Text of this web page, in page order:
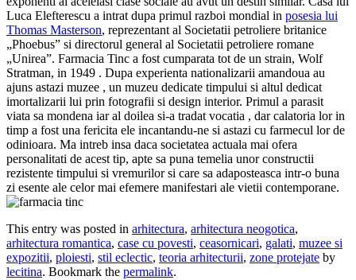
Luca Elefterescu a intrat dupa primul razboi mondial in posesia lui
Thomas Masterson, reprezentant al Societatii petroliere britanice
„Phoebus” si directorul general al Societatii petroliere romane
„Unirea”. Farmacia Tinc a fost cumparata tot de un strain, Wolf
Stratman, in 1949 . Dupa experienta nationalizarii amandoua au
ajuns astazi muzee , un muzeu dedicate timpului si altul dedicat
imortalizarii lui prin fotografii si design interior. Primul a parasit
viata sa mondena iar al doilea si-a tradat vocatia , dar calatoria lor in
timp a fost una fericita ele incantandu-ne si astazi cu farmecul lor de
odinioara. Ma intreb insa daca societatea actuala mai ofera
personalitati de acest tip, apte sa puna temelia unor constructii
rezistente timpului si vremurilor si care sa adaposteasca intr-o buna
zi esente ale celor mai efemere manifestari ale vietii contemporane.
This entry was posted in arhitectura, arhitectura neogotica,
arhitectura romantica, case cu povesti, ceasornicari, galati, muzee si
expozitii, ploiesti, stil eclectic, teoria arhitecturii, zone protejate by
lecitina. Bookmark the permalink.